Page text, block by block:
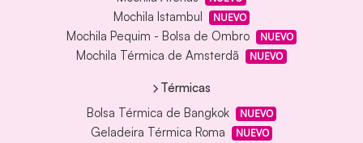
Mochila Istambul NUEVO
Mochila Pequim - Bolsa de Ombro NUEVO
Mochila Térmica de Amsterdã NUEVO
Térmicas
Bolsa Térmica de Bangkok
NUEVO
Geladeira Térmica Roma NUEVO